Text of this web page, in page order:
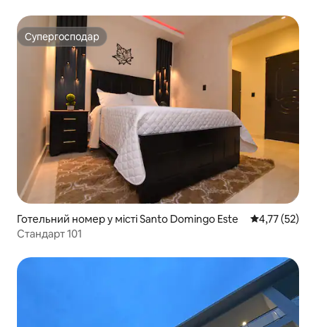
Супергосподар
Супергосподар
Готельний номер у місті Santo Domingo Este Середня
4,77 (52)
Стандарт 101